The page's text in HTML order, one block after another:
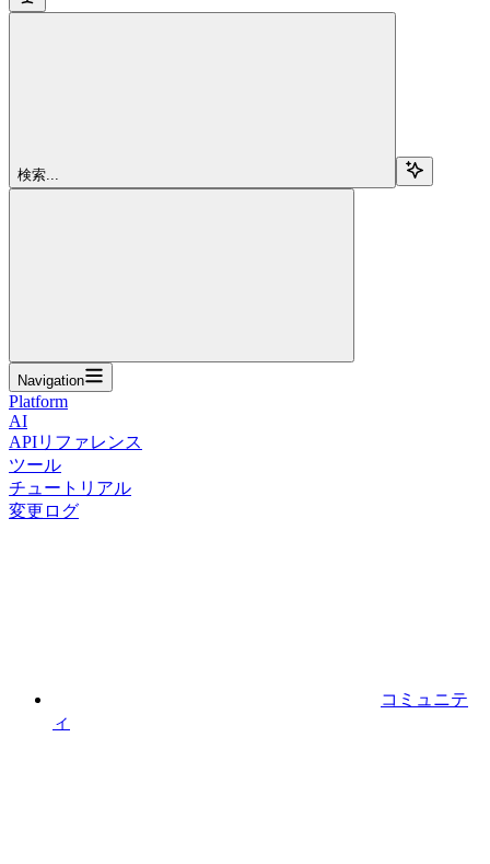
検索...
Navigation
Platform
AI
APIリファレンス
ツール
チュートリアル
変更ログ
コミュニテ
ィ